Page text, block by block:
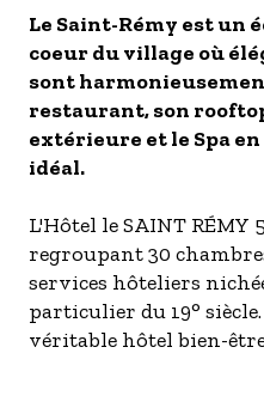
- Les établissements
LES OFFRES
S'inscrire à nos
Le Saint-Rémy est un
coeur du village où
sont
restaurant, son
extérieure et le Spa
idéal.
L'Hôtel le SAINT RÉMY
regroupant 30
services hôteliers
particulier du 19°
véritable hôtel bien-